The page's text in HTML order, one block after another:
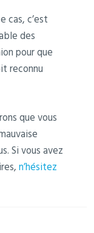
cas, c’est
des
pour que
reconnu
que vous
Si vous avez
n’hésitez